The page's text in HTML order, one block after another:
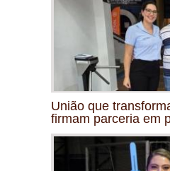
União que
firmam parceria em